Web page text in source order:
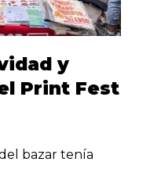
y
Print Fest
bazar tenía